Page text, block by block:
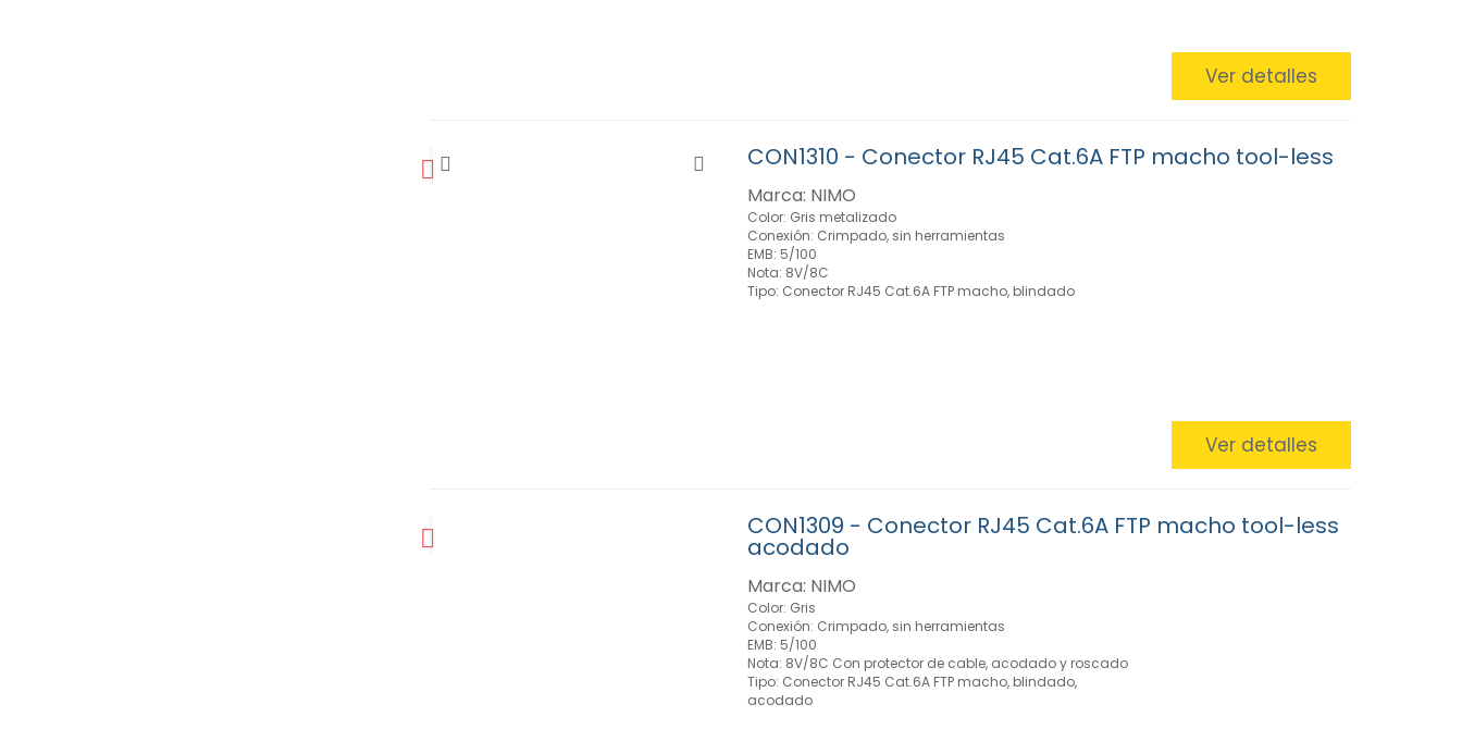
Ver detalles
CON1310 - Conector RJ45 Cat.6A FTP macho tool-less
Marca: NIMO
Color: Gris metalizado
Conexión: Crimpado, sin herramientas
EMB: 5/100
Nota: 8V/8C
Tipo: Conector RJ45 Cat.6A FTP macho, blindado
Ver detalles
CON1309 - Conector RJ45 Cat.6A FTP macho tool-less
acodado
Marca: NIMO
Color: Gris
Conexión: Crimpado, sin herramientas
EMB: 5/100
Nota: 8V/8C Con protector de cable, acodado y roscado
Tipo: Conector RJ45 Cat.6A FTP macho, blindado,
acodado